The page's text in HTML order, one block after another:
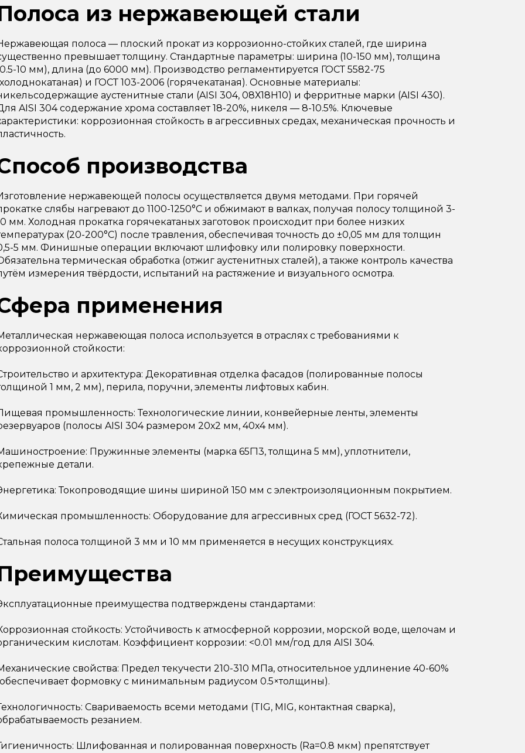
из нержавеющей стали
полоса — плоский прокат из коррозионно-стойких сталей, где ширина
превышает толщину. Стандартные параметры: ширина (10-150 мм), толщина
10 мм), длина (до 6000 мм). Производство регламентируется ГОСТ 5582-75
и ГОСТ 103-2006 (горячекатаная). Основные материалы:
аустенитные стали (AISI 304, 08Х18Н10) и ферритные марки (AISI 430).
AISI 304 содержание хрома составляет 18-20%, никеля — 8-10.5%. Ключевые
коррозионная стойкость в агрессивных средах, механическая прочность и
производства
нержавеющей полосы осуществляется двумя методами. При горячей
слябы нагревают до 1100-1250°C и обжимают в валках, получая полосу толщиной 3-
мм. Холодная прокатка горячекатаных заготовок происходит при более низких
(20-200°C) после травления, обеспечивая точность до ±0,05 мм для толщин
5 мм. Финишные операции включают шлифовку или полировку поверхности.
термическая обработка (отжиг аустенитных сталей), а также контроль качества
измерения твёрдости, испытаний на растяжение и визуального осмотра.
применения
нержавеющая полоса используется в отраслях с требованиями к
стойкости:
и архитектура: Декоративная отделка фасадов (полированные полосы
1 мм, 2 мм), перила, поручни, элементы лифтовых кабин.
промышленность: Технологические линии, конвейерные ленты, элементы
(полосы AISI 304 размером 20х2 мм, 40х4 мм).
Пружинные элементы (марка 65Г13, толщина 5 мм), уплотнители,
детали.
Токопроводящие шины шириной 150 мм с электроизоляционным покрытием.
промышленность: Оборудование для агрессивных сред (ГОСТ 5632-72).
полоса толщиной 3 мм и 10 мм применяется в несущих конструкциях.
преимущества подтверждены стандартами:
стойкость: Устойчивость к атмосферной коррозии, морской воде, щелочам и
кислотам. Коэффициент коррозии: <0.01 мм/год для AISI 304.
свойства: Предел текучести 210-310 МПа, относительное удлинение 40-60%
формовку с минимальным радиусом 0.5×толщины).
Свариваемость всеми методами (TIG, MIG, контактная сварка),
резанием.
Шлифованная и полированная поверхность (Ra=0.8 мкм) препятствует